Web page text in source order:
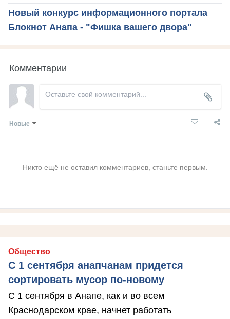
Новый конкурс информационного портала
Блокнот Анапа - "Фишка вашего двора"
Комментарии
Новые
Никто ещё не оставил комментариев, станьте первым.
Общество
С 1 сентября анапчанам придется
сортировать мусор по-новому
С 1 сентября в Анапе, как и во всем
Краснодарском крае, начнет работать